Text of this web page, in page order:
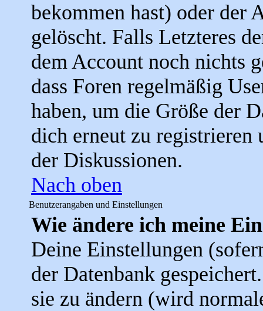
bekommen hast) oder der
gelöscht. Falls Letzteres
dem Account noch nichts
dass Foren regelmäßig
haben, um die Größe der
dich erneut zu registrieren
der Diskussionen.
Nach oben
Benutzerangaben und Einstellungen
Wie ändere ich meine
Deine Einstellungen
der Datenbank
sie zu ändern (wird